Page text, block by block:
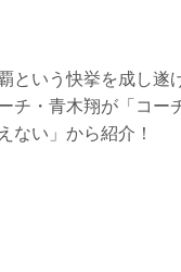
という快挙を成し遂
チ・青木翔が「コー
ない」から紹介！